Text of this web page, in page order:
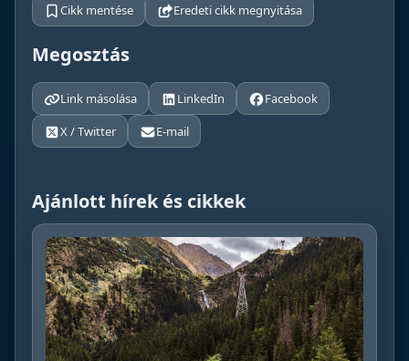
Cikk mentése Eredeti cikk megnyitása
Megosztás
Link másolása LinkedIn
Facebook
X / Twitter
E-mail
Ajánlott hírek és cikkek